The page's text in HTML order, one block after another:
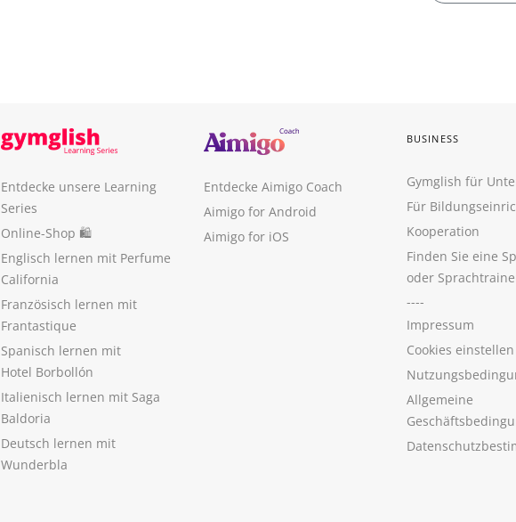
Entdecke unsere Learning
Series
Online-Shop 🛍
Englisch lernen mit Perfume
California
Französisch lernen mit
Frantastique
Spanisch lernen mit
Hotel Borbollón
Italienisch lernen mit Saga
Baldoria
Deutsch lernen mit
Wunderbla
Entdecke Aimigo Coach
Aimigo for Android
Aimigo for iOS
BUSINESS
Gymglish für
Für
Kooperation
Finden Sie eine
oder
----
Impressum
Cookies einstellen
Allgemeine